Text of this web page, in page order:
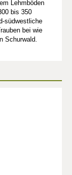
Lehmböden
bis 350
südwestliche
bei wie
Schurwald.